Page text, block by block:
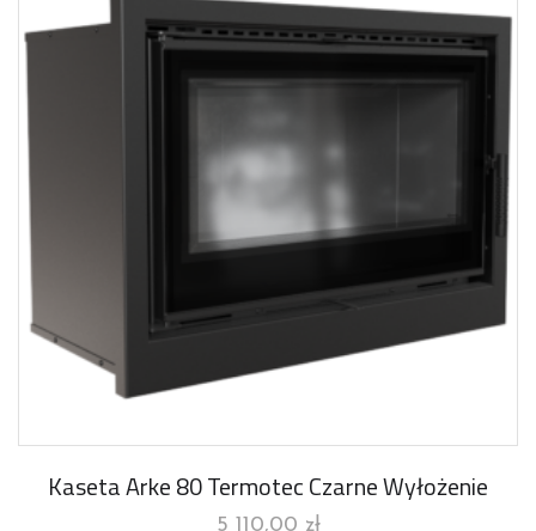
Kaseta Arke 80 Termotec Czarne Wyłożenie
5 110,00 zł